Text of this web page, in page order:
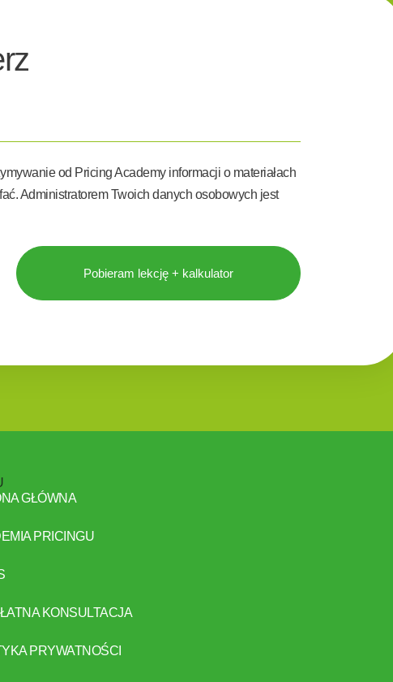
od Pricing Academy informacji o materiałach
Administratorem Twoich danych osobowych jest
Pobieram lekcję + kalkulator
GŁÓWNA
PRICINGU
KONSULTACJA
PRYWATNOŚCI